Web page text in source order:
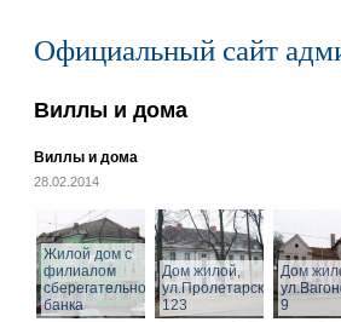
Официальный сайт
Виллы и дома
Виллы и дома
28.02.2014
Жилой дом с
филиалом
сберегательного
банка
Дом жилой,
ул.Пролетарская,
123
Дом
9